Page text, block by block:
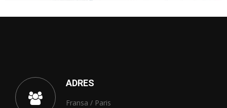
ADRES
Fransa / Paris